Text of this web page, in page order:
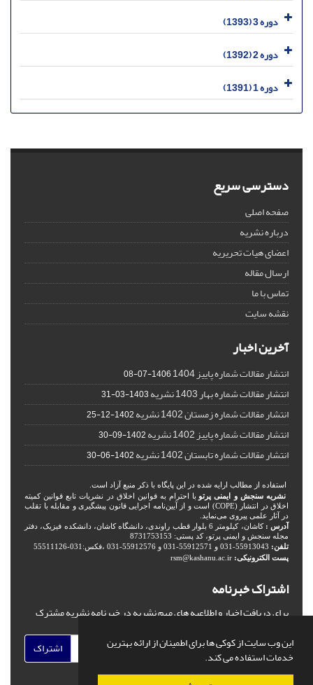
این وب سایت از کوکی ها برای اطمینان از ارائه بهترین
خدمات استفاده می کند.
دوره 3 (1393)
دوره 2 (1392)
دوره 1 (1391)
دسترسی سریع
صفحه اصلی
درباره نشریه
اعضای هیات تحریریه
ارسال مقاله
تماس با ما
نقشه سایت
آخرین اخبار
انتشار مقالات شماره پاییز 1404 1406-07-08
انتشار مقالات شماره بهار 1403 نشریه 1403-03-31
انتشار مقالات شماره زمستان 1402 نشریه 1402-12-25
انتشار مقالات شماره پاییز 1402 نشریه 1402-09-30
انتشار مقالات شماره تابستان 1402 نشریه 1402-06-30
استفاده از مطالب ارایه شده در این پایگاه با ذکر منبع آزاد است.
نشریه سنجش و ایمنی پرتو با احترام به قوانین اخلاق در نشریات تابع قوانین کمیته
اخلاق در انتشار (COPE) است و از آیین‌نامه اجرایی قانون پیشگیری و مقابله با تقلب
در آثار علمی پیروی می‌نماید.
آدرس :
کاشان، کیلومتر 6 بلوار قطب راوندی، دانشگاه کاشان، دانشکده فیزیک، دفتر
مجله سنجش و ایمنی پرتو، کد پستی: 8731753153
تلفن:
پست الکترونیکی: rsm@kashanu.ac.ir
اشتراک خبرنامه
برای دریافت اخبار و اطلاعیه های مهم نشریه در خبرنامه نشریه مشترک
اشتراک